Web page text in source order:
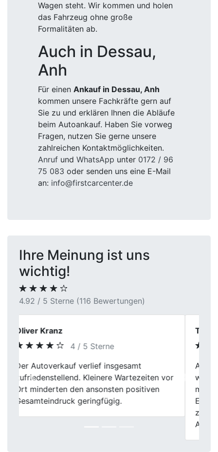
Wagen steht. Wir kommen und holen
das Fahrzeug ohne große
Formalitäten ab.
Auch in Dessau,
Anh
Für einen Ankauf in Dessau, Anh
kommen unsere Fachkräfte gern auf
Sie zu und erklären Ihnen die Abläufe
beim Autoankauf. Haben Sie vorweg
Fragen, nutzen Sie gerne unsere
zahlreichen Kontaktmöglichkeiten.
Anruf und WhatsApp unter 0172 / 96
75 083 oder senden uns eine E-Mail
an: info@firstcarcenter.de
Ihre Meinung ist uns
wichtig!
4.92 / 5 Sterne (116 Bewertungen)
Tobias Wernecke
5 / 5 Sterne
Auto verkauft, Geld erhalten – so einfach
war das beim First Car Center. Ich hatte
meinen Kombi schon länger inseriert, ohne
Erfolg. Hier lief alles professionell und
Previous Next